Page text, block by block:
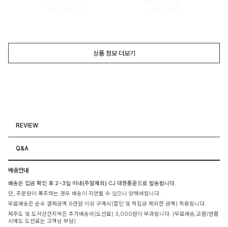
상품 정보 더보기
REVIEW
Q&A
배송안내
배송은 입금 확인 후 2~3일 이내(주말제외) CJ 대한통운으로 발송됩니다.
단, 주문량이 폭주하는 경우 배송이 지연될 수 있으니 양해바랍니다.
무료배송은 순수 결제금액 6만원 이상 구매시(할인 및 적립금 제외한 금액) 적용됩니다.
제주도 및 도서산간지역은 추가배송비(도선료) 3,000원이 부과됩니다. (무료배송,교환/반품
시에도 도선료는 고객님 부담)